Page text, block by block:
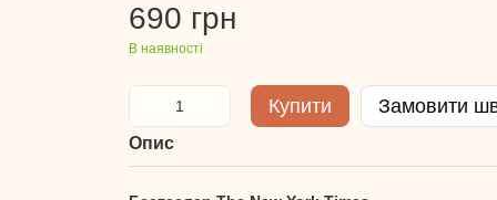
690 грн
В наявності
Купити Замовити
Опис